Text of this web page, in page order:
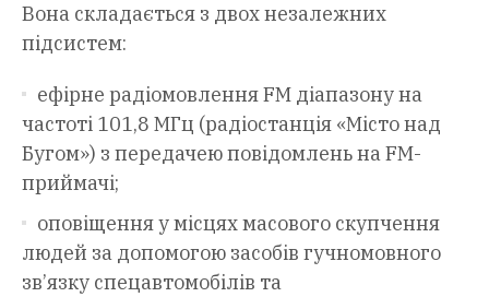
Вона складається з двох незалежних
підсистем:
ефірне радіомовлення FM діапазону на
частоті 101,8 МГц (радіостанція «Місто над
Бугом») з передачею повідомлень на FM-
приймачі;
оповіщення у місцях масового скупчення
людей за допомогою засобів гучномовного
зв’язку спецавтомобілів та